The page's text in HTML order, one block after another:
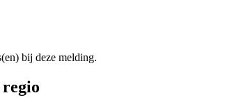
bij deze melding.